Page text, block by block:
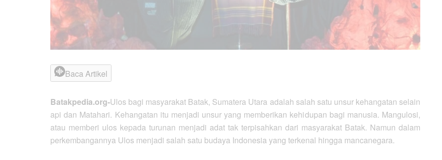
Baca Artikel
Batakpedia.org-Ulos bagi masyarakat Batak, Sumatera Utara adalah salah satu unsur kehangatan selain
api dan Matahari. Kehangatan itu menjadi unsur yang memberikan kehidupan bagi manusia. Mangulosi,
atau memberi ulos kepada turunan menjadi adat tak terpisahkan dari masyarakat Batak. Namun dalam
perkembangannya Ulos menjadi salah satu budaya Indonesia yang terkenal hingga mancanegara.